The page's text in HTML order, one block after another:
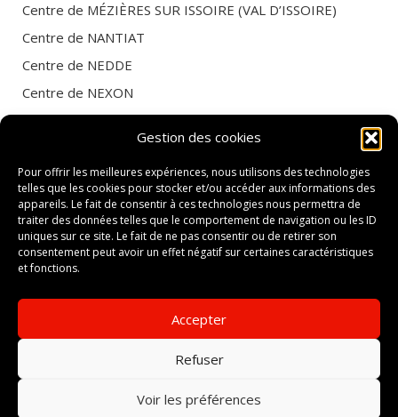
Gestion des cookies
Pour offrir les meilleures expériences, nous utilisons des technologies
telles que les cookies pour stocker et/ou accéder aux informations des
appareils. Le fait de consentir à ces technologies nous permettra de
traiter des données telles que le comportement de navigation ou les ID
uniques sur ce site. Le fait de ne pas consentir ou de retirer son
consentement peut avoir un effet négatif sur certaines caractéristiques
et fonctions.
Accepter
Refuser
Voir les préférences
Centre de MÉZIÈRES SUR ISSOIRE (VAL D’ISSOIRE)
Centre de NANTIAT
Centre de NEDDE
Centre de NEXON
Centre dePEYRAT LE CHATEAU
PIERRE BUFFIÈRE
Centre deROCHECHOUART
Centre deSAINT GERMAIN LES BELLES
Centre deSAINT JUNIEN
Centre deSAINT LAURENT SUR GORRE
SAINT MATHIEU
Centre deSAINT SULPICE LES FEUILLES
SAINT YRIEIX LA PERCHE